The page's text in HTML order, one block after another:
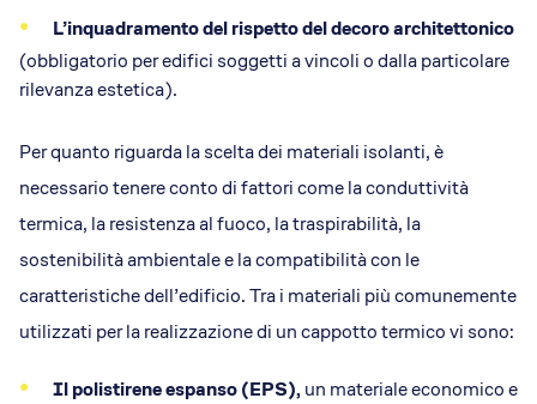
L’inquadramento del rispetto del decoro architettonico
(obbligatorio per edifici soggetti a vincoli o dalla particolare
rilevanza estetica).
Per quanto riguarda la scelta dei materiali isolanti, è
necessario tenere conto di fattori come la conduttività
termica, la resistenza al fuoco, la traspirabilità, la
sostenibilità ambientale e la compatibilità con le
caratteristiche dell’edificio. Tra i materiali più comunemente
utilizzati per la realizzazione di un cappotto termico vi sono:
Il polistirene espanso (EPS),un materiale economico e